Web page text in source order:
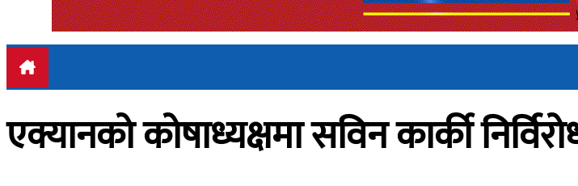
एक्यानको कोषाध्यक्षमा सविन कार्की